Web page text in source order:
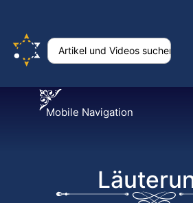
Mobile Navigation